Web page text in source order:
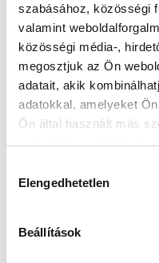
szabásához, közösségi
valamint
közösségi média-,
megosztjuk az Ön
adatait, akik
adatokkal, amelyeket
Ön által használt más
weboldalon való
kiválasztása
Elengedhetetlen
Beállítások